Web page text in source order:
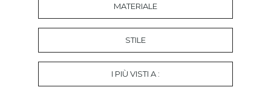
MATERIALE
STILE
I PIÙ VISTI A :